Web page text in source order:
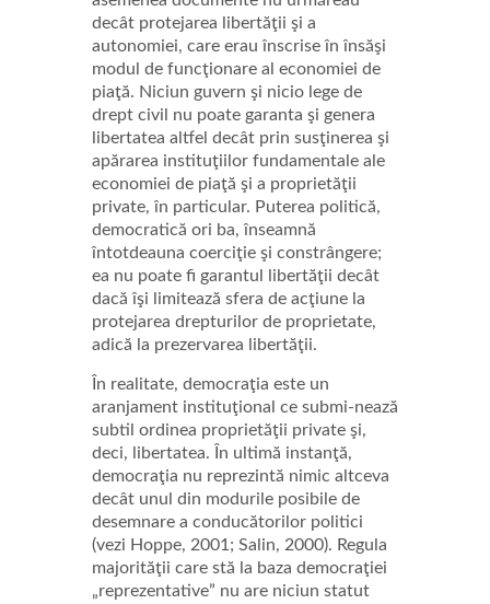
decât protejarea libertăţii şi a
autonomiei, care erau înscrise în însăşi
modul de funcţionare al economiei de
piaţă. Niciun guvern şi nicio lege de
drept civil nu poate garanta şi genera
libertatea altfel decât prin susţinerea şi
apărarea instituţiilor fundamentale ale
economiei de piaţă şi a proprietăţii
private, în particular. Puterea politică,
democratică ori ba, înseamnă
întotdeauna coerciţie şi constrângere;
ea nu poate fi garantul libertăţii decât
dacă îşi limitează sfera de acţiune la
protejarea drepturilor de proprietate,
adică la prezervarea libertăţii.
În realitate, democraţia este un
aranjament instituţional ce submi-nează
subtil ordinea proprietăţii private şi,
deci, libertatea. În ultimă instanţă,
democraţia nu reprezintă nimic altceva
decât unul din modurile posibile de
desemnare a conducătorilor politici
(vezi Hoppe, 2001; Salin, 2000). Regula
majorităţii care stă la baza democraţiei
„reprezentative” nu are niciun statut